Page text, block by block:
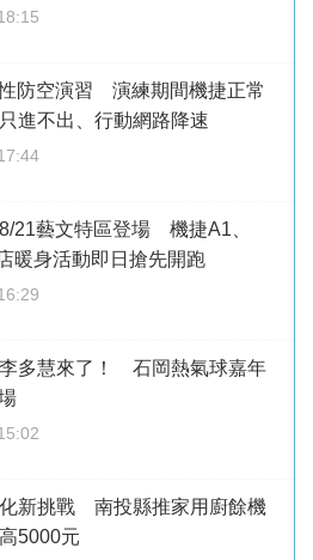
防空演習 演練期間機捷正常
進不出、行動網路降速
21藝文特區登場 機捷A1、
暖身活動即日搶先開跑
多慧來了！ 石岡熱氣球嘉年
新挑戰 南投縣推家用廚餘機
5000元